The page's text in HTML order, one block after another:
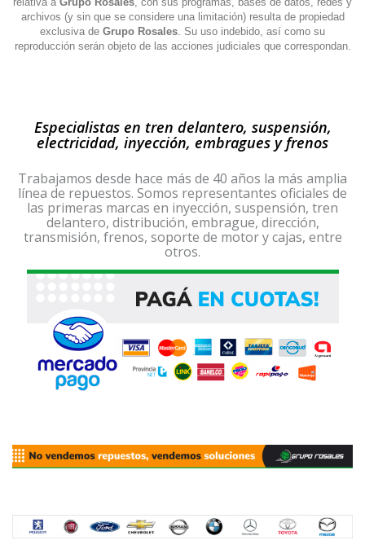
archivos (y sin que se considere una limitación) resulta de propiedad
exclusiva de Grupo Rosales. Su uso indebido, así como su
reproducción serán objeto de las acciones judiciales que correspondan.
Especialistas en tren delantero, suspensión,
electricidad, inyección, embragues y frenos
Trabajamos desde hace más de 40 años la más amplia
línea de repuestos. Somos representantes oficiales de
las primeras marcas en inyección, suspensión, tren
delantero, distribución, embrague, dirección,
transmisión, frenos, soporte de motor y cajas, entre
otros.
Previous Next